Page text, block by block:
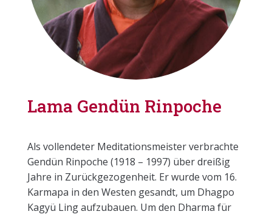
Lama Gendün Rinpoche
Als vollendeter Meditationsmeister verbrachte
Gendün Rinpoche (1918 – 1997) über dreißig
Jahre in Zurückgezogenheit. Er wurde vom 16.
Karmapa in den Westen gesandt, um Dhagpo
Kagyü Ling aufzubauen. Um den Dharma für